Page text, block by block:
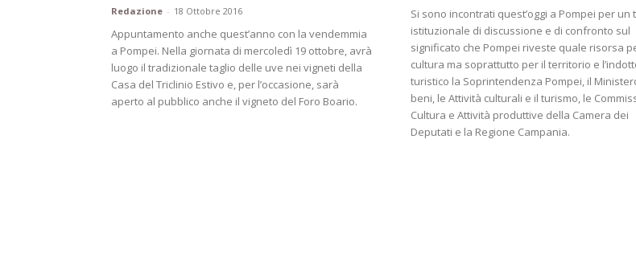
Redazione - 18 Ottobre 2016
Appuntamento anche quest’anno con la vendemmia
a Pompei. Nella giornata di mercoledì 19 ottobre, avrà
luogo il tradizionale taglio delle uve nei vigneti della
Casa del Triclinio Estivo e, per l’occasione, sarà
aperto al pubblico anche il vigneto del Foro Boario.
Si sono incontrati quest’oggi a Pompei per un
istituzionale di discussione e di confronto sul
significato che Pompei riveste quale risorsa
cultura ma soprattutto per il territorio e
turistico la Soprintendenza Pompei, il
beni, le Attività culturali e il turismo, le
Cultura e Attività produttive della Camera dei
Deputati e la Regione Campania.